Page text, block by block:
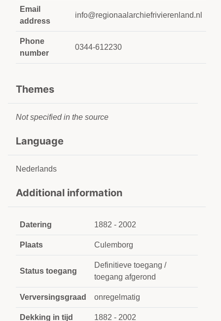
Email
address
info@regionaalarchiefrivierenland.nl
Phone
number
0344-612230
Themes
Not specified in the source
Language
Nederlands
Additional information
Datering 1882 - 2002
Plaats Culemborg
Status toegang
Definitieve toegang /
toegang afgerond
Verversingsgraad onregelmatig
Dekking in tijd 1882 - 2002